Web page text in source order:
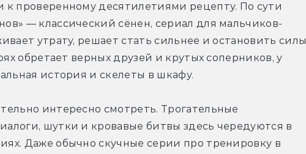
к проверенному десятилетиями рецепту. По сути
— классический сёнен, сериал для мальчиков-
утрату, решает стать сильнее и остановить силы
обретает верных друзей и крутых соперников, у
история и скелеты в шкафу.
интересно смотреть. Трогательные
шутки и кровавые битвы здесь чередуются в
Даже обычно скучные серии про тренировку в